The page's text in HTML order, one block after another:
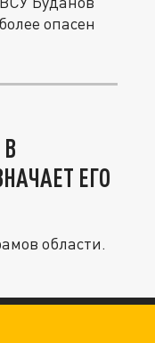
опасен
ЕГО
области.